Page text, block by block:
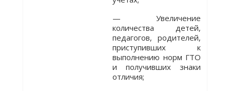
— Увеличение
количества детей,
педагогов, родителей,
приступивших к
выполнению норм ГТО
и получивших знаки
отличия;